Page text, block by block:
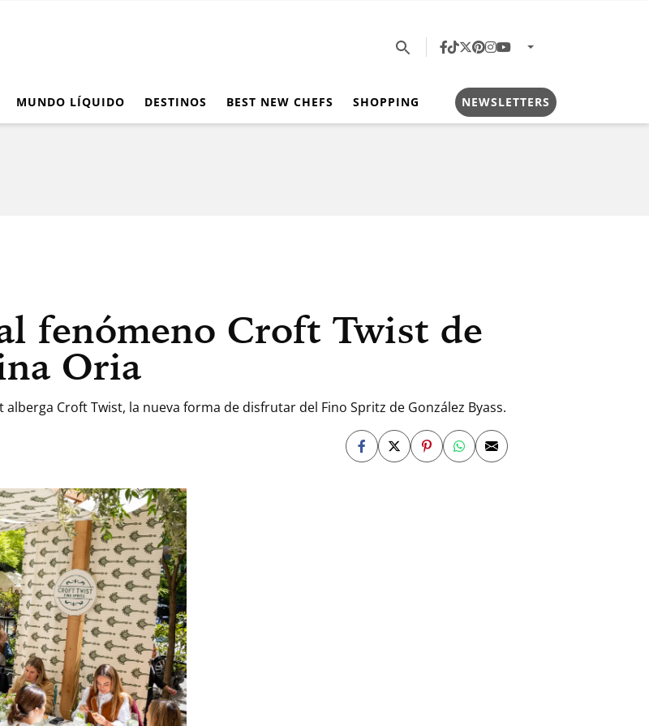
MUNDO LÍQUIDO DESTINOS BEST NEW CHEFS SHOPPING NEWSLETTERS
fenómeno Croft Twist de
Oria
Croft Twist, la nueva forma de disfrutar del Fino Spritz de González Byass.